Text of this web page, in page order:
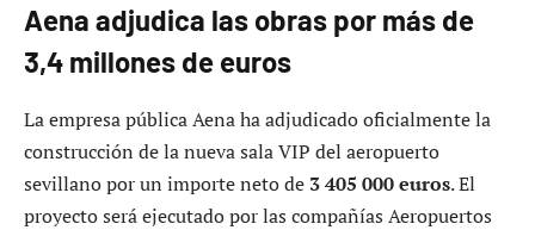
Aena adjudica las obras por más de
3,4 millones de euros
La empresa pública Aena ha adjudicado oficialmente la
construcción de la nueva sala VIP del aeropuerto
sevillano por un importe neto de 3 405 000 euros. El
proyecto será ejecutado por las compañías Aeropuertos